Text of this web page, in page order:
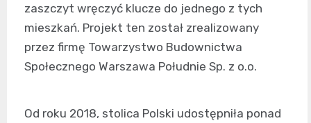
zaszczyt wręczyć klucze do jednego z tych
mieszkań. Projekt ten został zrealizowany
przez firmę Towarzystwo Budownictwa
Społecznego Warszawa Południe Sp. z o.o.
Od roku 2018, stolica Polski udostępniła ponad